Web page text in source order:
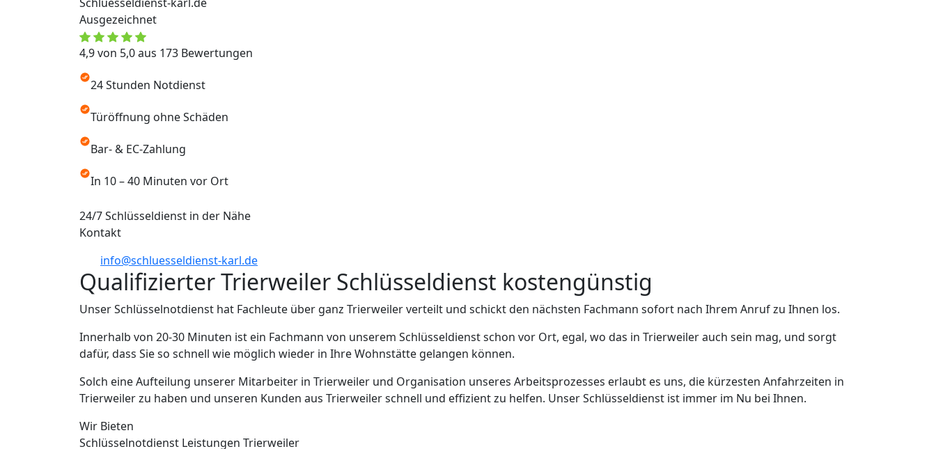
Ausgezeichnet
4,9 von 5,0 aus 173 Bewertungen
24 Stunden Notdienst
Türöffnung ohne Schäden
Bar- & EC-Zahlung
In 10 – 40 Minuten vor Ort
24/7 Schlüsseldienst in der Nähe
Kontakt
info@schluesseldienst-karl.de
Qualifizierter Trierweiler Schlüsseldienst kostengünstig
Unser Schlüsselnotdienst hat Fachleute über ganz Trierweiler verteilt und schickt den nächsten Fachmann sofort nach Ihrem Anruf zu Ihnen los.
Innerhalb von 20-30 Minuten ist ein Fachmann von unserem Schlüsseldienst schon vor Ort, egal, wo das in Trierweiler auch sein mag, und sorgt
dafür, dass Sie so schnell wie möglich wieder in Ihre Wohnstätte gelangen können.
Solch eine Aufteilung unserer Mitarbeiter in Trierweiler und Organisation unseres Arbeitsprozesses erlaubt es uns, die kürzesten Anfahrzeiten in
Trierweiler zu haben und unseren Kunden aus Trierweiler schnell und effizient zu helfen. Unser Schlüsseldienst ist immer im Nu bei Ihnen.
Wir Bieten
Schlüsselnotdienst Leistungen Trierweiler